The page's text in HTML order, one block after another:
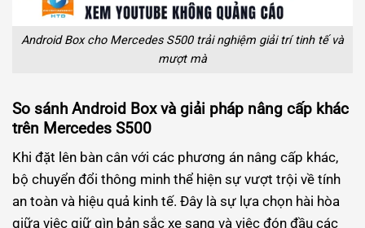
Android Box cho Mercedes S500 trải nghiệm giải trí tinh tế và
mượt mà
So sánh Android Box và giải pháp nâng cấp khác
trên Mercedes S500
Khi đặt lên bàn cân với các phương án nâng cấp khác,
bộ chuyển đổi thông minh thể hiện sự vượt trội về tính
an toàn và hiệu quả kinh tế. Đây là sự lựa chọn hài hòa
giữa việc giữ gìn bản sắc xe sang và việc đón đầu các